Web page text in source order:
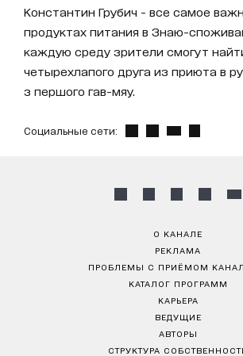
Константин Грубич - все самое
продуктах питания в Знаю-
каждую среду зрители смогут
четырехлапого друга из приюта в
з першого гав-мяу.
Социальные сети:
О КАНАЛЕ
РЕКЛАМА
ПРОБЛЕМЫ С ПРИЁМОМ
КАТАЛОГ ПРОГРАММ
КАРЬЕРА
ВЕДУЩИЕ
АВТОРЫ
СТРУКТУРА